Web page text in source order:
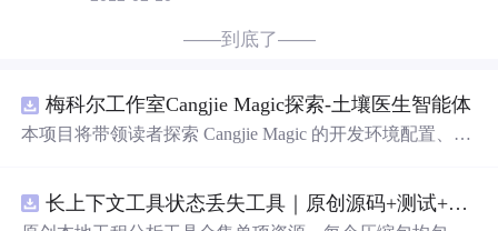
——到底了——
梅科尔工作室Cangjie Magic探索-土壤医生智能体
本项目将带领读者探索 Cangjie Magic 的开发环境配置、智
长上下文工具状态丢失工具｜原创源码+测试+离线报告